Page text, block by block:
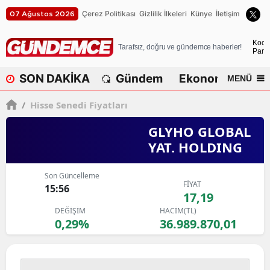
07 Ağustos 2026 Çerez Politikası Gizlilik İlkeleri Künye İletişim
Tarafsız, doğru ve gündemce haberler!
SON DAKİKA Gündem Ekonomi MENÜ
/ Hisse Senedi Fiyatları
GLYHO GLOBAL
YAT. HOLDING
Son Güncelleme
15:56 FİYAT
17,19
DEĞİŞİM
0,29%
HACİM(TL)
36.989.870,01